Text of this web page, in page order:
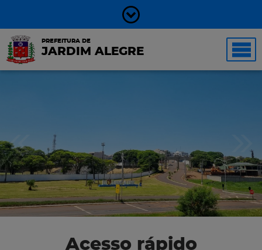
PREFEITURA DE
JARDIM ALEGRE
Acesso rápido